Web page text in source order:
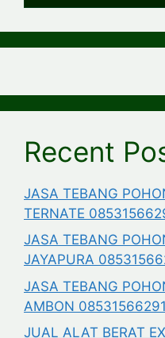
Recent
JASA TEBANG
TERNATE
JASA TEBANG
JAYAPURA
JASA TEBANG
AMBON
JUAL ALAT BERAT